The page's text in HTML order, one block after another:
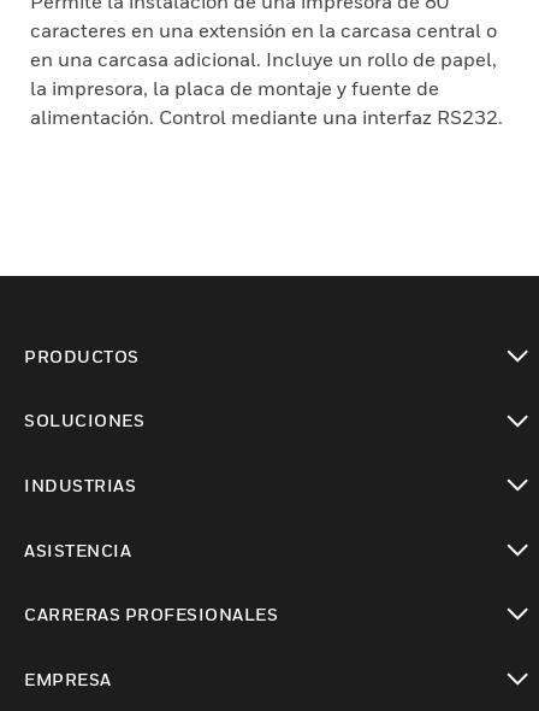
caracteres en una extensión en la carcasa central o
en una carcasa adicional. Incluye un rollo de papel,
la impresora, la placa de montaje y fuente de
alimentación. Control mediante una interfaz RS232.
PRODUCTOS
SOLUCIONES
INDUSTRIAS
ASISTENCIA
CARRERAS PROFESIONALES
EMPRESA